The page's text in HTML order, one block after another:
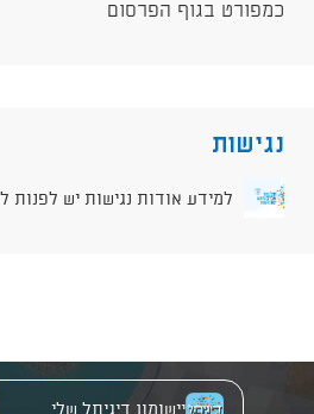
כמפורט בגוף הפרסום
נגישות
למידע אודות נגישות יש לפנות